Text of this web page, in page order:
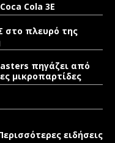
Cola 3E
στο πλευρό της
πηγάζει από
μικροπαρτίδες
ειδήσεις